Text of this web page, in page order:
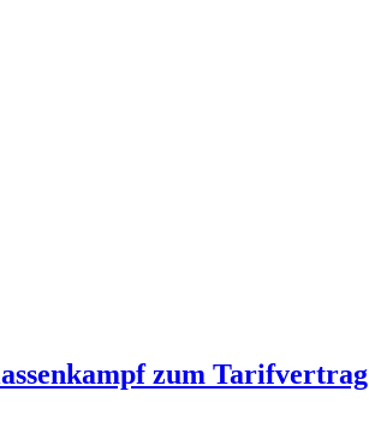
zum Tarifvertrag